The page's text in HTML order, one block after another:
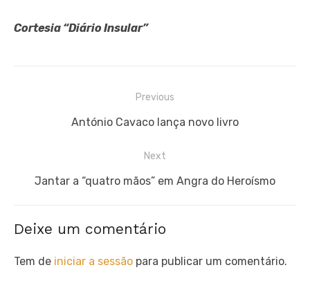
Cortesia “Diário Insular”
Previous
Previous
António Cavaco lança novo livro
Next
Next
Jantar a “quatro mãos” em Angra do Heroísmo
Deixe um comentário
Tem de iniciar a sessão para publicar um comentário.